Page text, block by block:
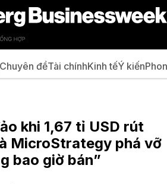
Chuyên đềTài chínhKinh tếÝ kiến
khi 1,67 tỉ USD rút
MicroStrategy phá vỡ
bao giờ bán”